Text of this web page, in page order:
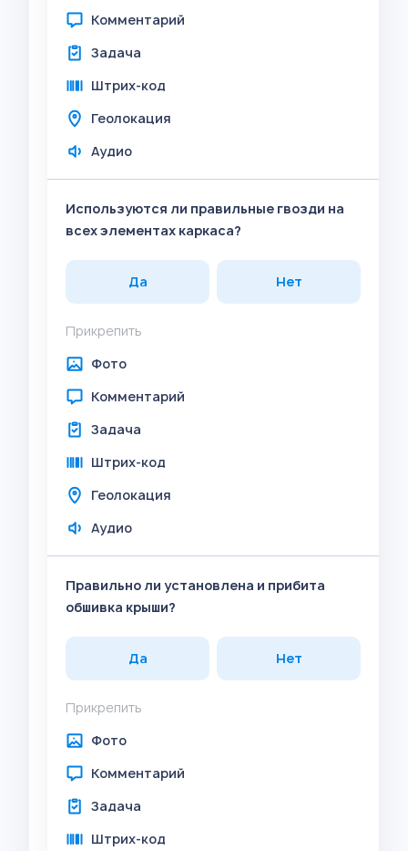
Комментарий
Задача
Штрих-код
Геолокация
Аудио
Используются ли правильные гвозди на
всех элементах каркаса?
Да Нет
Прикрепить
Фото
Комментарий
Задача
Штрих-код
Геолокация
Аудио
Правильно ли установлена ​​и прибита
обшивка крыши?
Да Нет
Прикрепить
Фото
Комментарий
Задача
Штрих-код